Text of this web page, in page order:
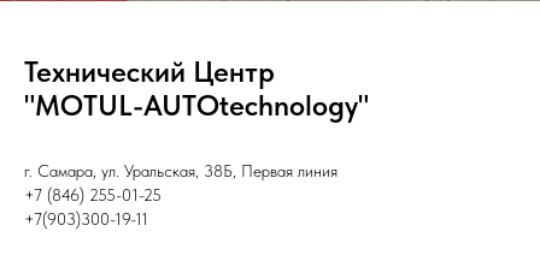
Технический Центр
"MOTUL-AUTOtechnology"
г. Самара, ул. Уральская, 38Б, Первая линия
+7 (846) 255-01-25
+7(903)300-19-11